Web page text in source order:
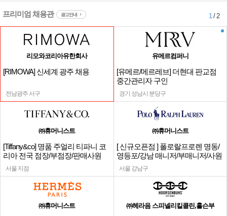
프리미엄 채용관 광고안내 1/ 2
리모와코리아유한회사
[RIMOWA] 신세계 광주 채용
전남광주 서구
유메르컴퍼니
[유메르/메르레브] 더현대 판교점
중간관리자 구인
경기 성남시 분당구
㈜휴머니스트
[Tiffany&co] 명품 주얼리 티파니 코
리아 전국 점장/부점장/판매사원
서울 지점
㈜휴머니스트
[ 신규오픈점 ] 폴로랄프로렌 명동/
영등포/강남 매니저/부매니저/사원
서울 강남구
㈜휴머니스트 ㈜헤라음 스피넬리킬콜린,홀슨부